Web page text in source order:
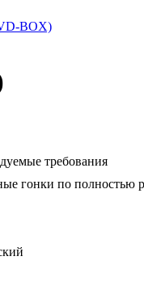
BOX)
требования
гонки по полностью